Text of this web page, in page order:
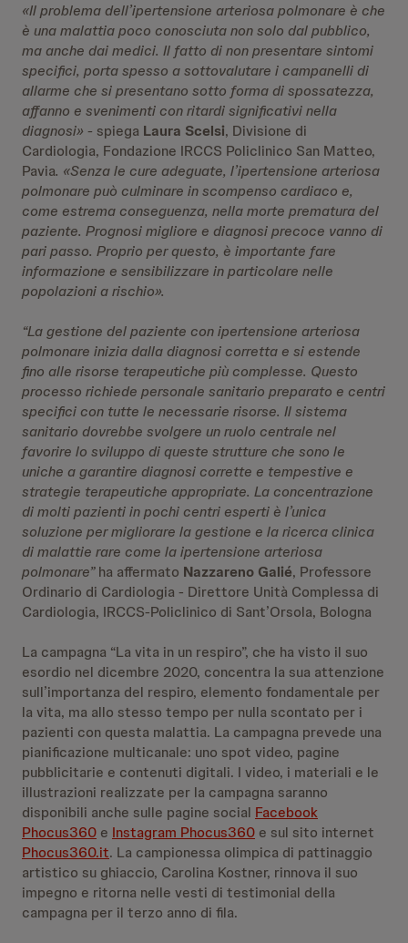
«Il problema dell’ipertensione arteriosa polmonare è che
è una malattia poco conosciuta non solo dal pubblico,
ma anche dai medici. Il fatto di non presentare sintomi
specifici, porta spesso a sottovalutare i campanelli di
allarme che si presentano sotto forma di spossatezza,
affanno e svenimenti con ritardi significativi nella
diagnosi» - spiega Laura Scelsi, Divisione di
Cardiologia, Fondazione IRCCS Policlinico San Matteo,
Pavia. «Senza le cure adeguate, l’ipertensione arteriosa
polmonare può culminare in scompenso cardiaco e,
come estrema conseguenza, nella morte prematura del
paziente. Prognosi migliore e diagnosi precoce vanno di
pari passo. Proprio per questo, è importante fare
informazione e sensibilizzare in particolare nelle
popolazioni a rischio».
“La gestione del paziente con ipertensione arteriosa
polmonare inizia dalla diagnosi corretta e si estende
fino alle risorse terapeutiche più complesse. Questo
processo richiede personale sanitario preparato e centri
specifici con tutte le necessarie risorse. Il sistema
sanitario dovrebbe svolgere un ruolo centrale nel
favorire lo sviluppo di queste strutture che sono le
uniche a garantire diagnosi corrette e tempestive e
strategie terapeutiche appropriate. La concentrazione
di molti pazienti in pochi centri esperti è l’unica
soluzione per migliorare la gestione e la ricerca clinica
di malattie rare come la ipertensione arteriosa
polmonare”ha affermato Nazzareno Galié, Professore
Ordinario di Cardiologia - Direttore Unità Complessa di
Cardiologia, IRCCS-Policlinico di Sant’Orsola, Bologna
La campagna “La vita in un respiro”, che ha visto il suo
esordio nel dicembre 2020, concentra la sua attenzione
sull’importanza del respiro, elemento fondamentale per
la vita, ma allo stesso tempo per nulla scontato per i
pazienti con questa malattia. La campagna prevede una
pianificazione multicanale: uno spot video, pagine
pubblicitarie e contenuti digitali. I video, i materiali e le
illustrazioni realizzate per la campagna saranno
disponibili anche sulle pagine social Facebook
Phocus360 e Instagram Phocus360 e sul sito internet
Phocus360.it. La campionessa olimpica di pattinaggio
artistico su ghiaccio, Carolina Kostner, rinnova il suo
impegno e ritorna nelle vesti di testimonial della
campagna per il terzo anno di fila.